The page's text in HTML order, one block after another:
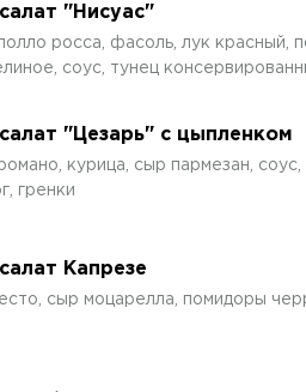
"Нисуас"
росса, фасоль, лук красный,
соус, тунец
"Цезарь" с цыпленком
курица, сыр пармезан,
гренки
Капрезе
сыр моцарелла, помидоры